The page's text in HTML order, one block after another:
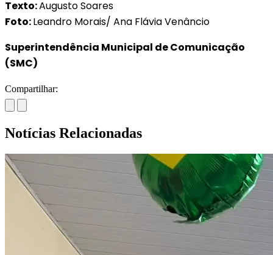
Texto:Augusto Soares
Foto:Leandro Morais/ Ana Flávia Venâncio
Superintendência Municipal de Comunicação
(SMC)
Compartilhar:
Notícias Relacionadas